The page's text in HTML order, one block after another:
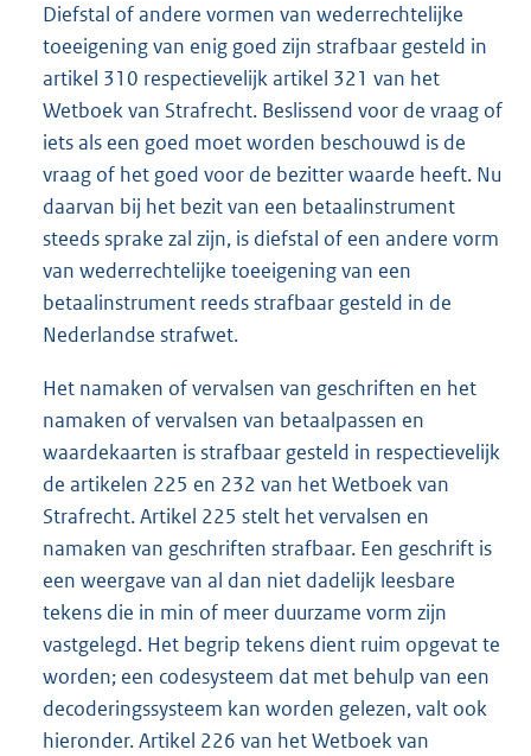
Diefstal of andere vormen van wederrechtelijke
toeeigening van enig goed zijn strafbaar gesteld in
artikel 310 respectievelijk artikel 321 van het
Wetboek van Strafrecht. Beslissend voor de vraag of
iets als een goed moet worden beschouwd is de
vraag of het goed voor de bezitter waarde heeft. Nu
daarvan bij het bezit van een betaalinstrument
steeds sprake zal zijn, is diefstal of een andere vorm
van wederrechtelijke toeeigening van een
betaalinstrument reeds strafbaar gesteld in de
Nederlandse strafwet.
Het namaken of vervalsen van geschriften en het
namaken of vervalsen van betaalpassen en
waardekaarten is strafbaar gesteld in respectievelijk
de artikelen 225 en 232 van het Wetboek van
Strafrecht. Artikel 225 stelt het vervalsen en
namaken van geschriften strafbaar. Een geschrift is
een weergave van al dan niet dadelijk leesbare
tekens die in min of meer duurzame vorm zijn
vastgelegd. Het begrip tekens dient ruim opgevat te
worden; een codesysteem dat met behulp van een
decoderingssysteem kan worden gelezen, valt ook
hieronder. Artikel 226 van het Wetboek van